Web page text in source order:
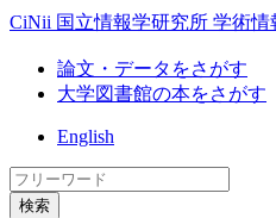
CiNii 国立情報学研究所 学術
論文・データをさがす
大学図書館の本をさがす
English
検索